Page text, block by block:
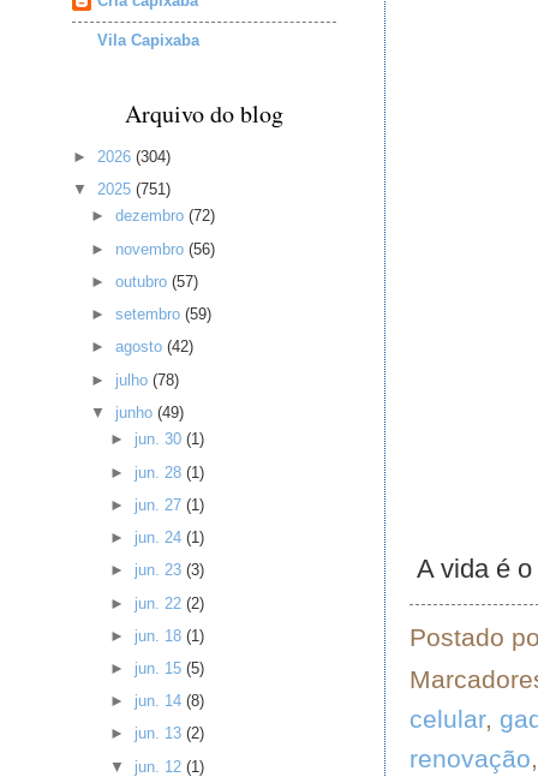
A vida é
Postado
celular,
renovação
Vila Capixaba
Arquivo do blog
► 2026 (304)
▼ 2025 (751)
►dezembro(72)
► novembro(56)
►outubro(57)
►setembro(59)
►agosto(42)
► julho(78)
▼ junho(49)
► jun. 30 (1)
► jun. 28 (1)
► jun. 27 (1)
► jun. 24 (1)
► jun. 23 (3)
► jun. 22 (2)
► jun. 18 (1)
► jun. 15 (5)
► jun. 14 (8)
► jun. 13 (2)
▼ jun. 12 (1)